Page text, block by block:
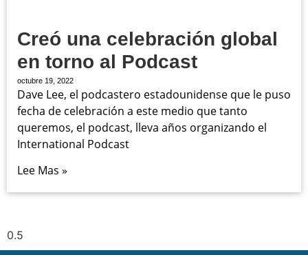
Creó una celebración global
en torno al Podcast
octubre 19, 2022
Dave Lee, el podcastero estadounidense que le puso
fecha de celebración a este medio que tanto
queremos, el podcast, lleva años organizando el
International Podcast
Lee Mas »